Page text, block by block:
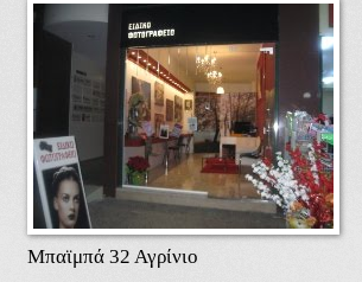
Μπαϊμπά 32 Αγρίνιο